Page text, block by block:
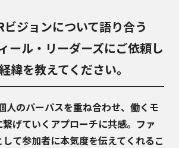
ジョンについて語り合う
ール・リーダーズにご依頼し
緯を教えてください。
人のパーパスを重ね合わせ、働くモ
げていくアプローチに共感。ファ
て参加者に本気度を伝えてくれるこ